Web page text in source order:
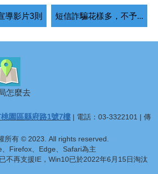
導影片3則 短信詐騙花樣多，不予...
怎麼去
園區縣府路1號7樓 | 電話：03-3322101 | 傳
所有 © 2023. All rights reserved.
Firefox、Edge、Safari為主
不再支援IE，Win10已於2022年6月15日淘汰